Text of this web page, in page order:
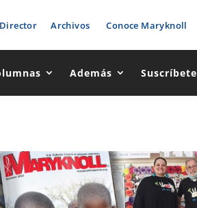
Archivos Conoce Maryknoll
Además Suscríbete